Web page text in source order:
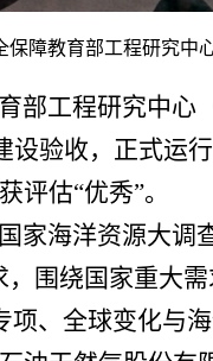
保障教育部工程研究中
部工程研究中心
设验收，正式运行
评估“优秀”。
家海洋资源大调
围绕国家重大
项、全球变化与